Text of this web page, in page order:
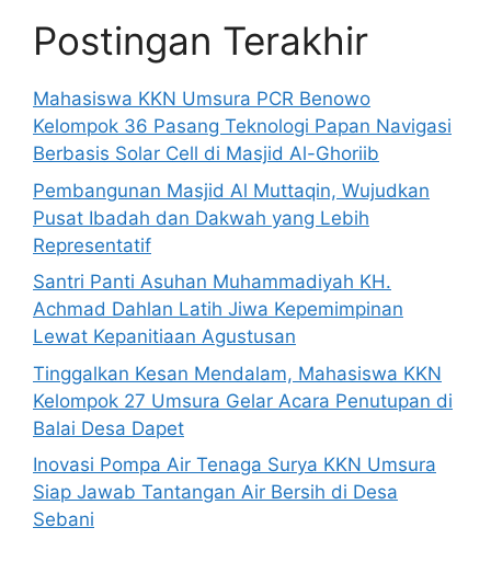
Postingan Terakhir
Mahasiswa KKN Umsura PCR Benowo
Kelompok 36 Pasang Teknologi Papan Navigasi
Berbasis Solar Cell di Masjid Al-Ghoriib
Pembangunan Masjid Al Muttaqin, Wujudkan
Pusat Ibadah dan Dakwah yang Lebih
Representatif
Santri Panti Asuhan Muhammadiyah KH.
Achmad Dahlan Latih Jiwa Kepemimpinan
Lewat Kepanitiaan Agustusan
Tinggalkan Kesan Mendalam, Mahasiswa KKN
Kelompok 27 Umsura Gelar Acara Penutupan di
Balai Desa Dapet
Inovasi Pompa Air Tenaga Surya KKN Umsura
Siap Jawab Tantangan Air Bersih di Desa
Sebani